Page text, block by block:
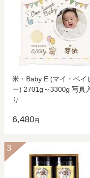
米・Baby E (マイ・ベイ
ー) 2701g～3300g 写真
り
6,480円
3